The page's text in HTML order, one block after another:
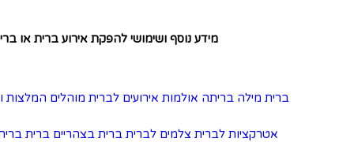
נוסף ושימושי להפקת אירוע ברית או בריתה
אולמות אירועים לברית מוהלים המלצות וטיפים צלם לברית
ברית בצהריים ברית בריתה בראשון לציון